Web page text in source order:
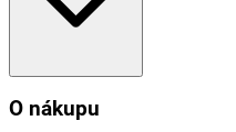
O nákupu